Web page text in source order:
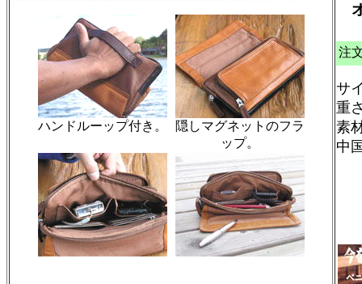
ハンドルーップ付き。
隠しマグネットのフラ
ップ。
注
サ
重
素
中